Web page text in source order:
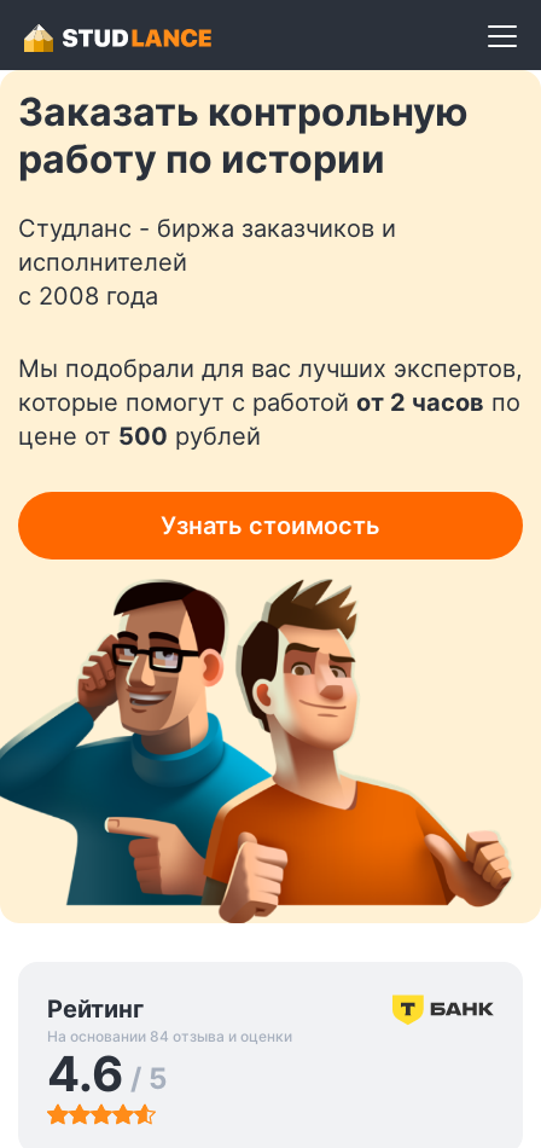
Заказать контрольную
работу по истории
Студланс - биржа заказчиков и
исполнителей
с 2008 года
Мы подобрали для вас лучших экспертов,
которые помогут с работой от 2 часов по
цене от 500 рублей
Узнать стоимость
Рейтинг
На основании 84 отзыва и оценки
4.6 / 5